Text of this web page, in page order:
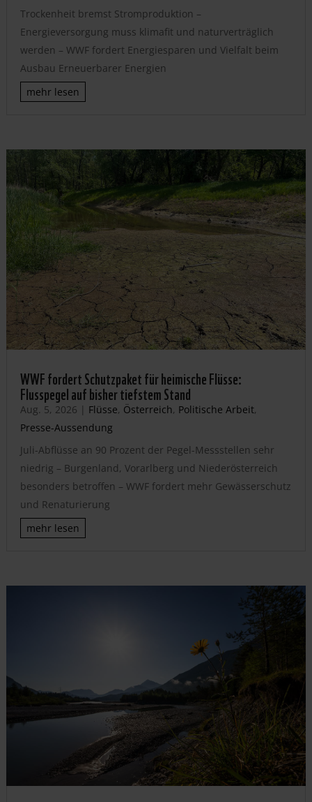
Trockenheit bremst Stromproduktion –
Energieversorgung muss klimafit und naturverträglich
werden – WWF fordert Energiesparen und Vielfalt beim
Ausbau Erneuerbarer Energien
mehr lesen
WWF fordert Schutzpaket für heimische Flüsse:
Flusspegel auf bisher tiefstem Stand
Aug. 5, 2026 | Flüsse, Österreich, Politische Arbeit,
Presse-Aussendung
Juli-Abflüsse an 90 Prozent der Pegel-Messstellen sehr
niedrig – Burgenland, Vorarlberg und Niederösterreich
besonders betroffen – WWF fordert mehr Gewässerschutz
und Renaturierung
mehr lesen